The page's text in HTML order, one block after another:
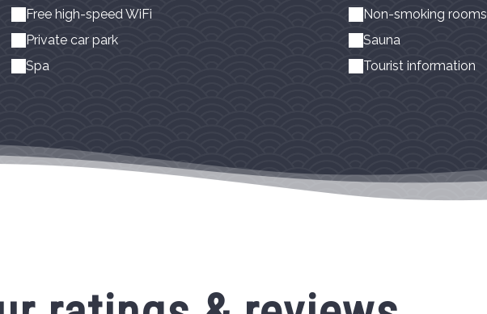
Free high-speed WiFi
Non-smoking rooms
Private car park
Sauna
Spa
Tourist information